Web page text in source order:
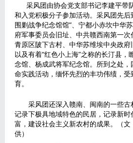
采风团由协会党支部书记李建平带
和入党积极分子参加活动。采风团先后
围剿战争纪念馆馆”、宁都小赤坎中华
府军事委员会旧址、中共赣西南第一
青原区陂下古村、中华苏维埃中央政府
以及有着“红色小上海”之称的长汀县
念馆、杨成武将军纪念馆。所到之处
命实践活动，缅怀先烈的丰功伟绩，
育。
采风团还深入赣南、闽南的一些古
记录下极具地域特色的民居，记录新
富，建设社会主义新农村的成果。（
供）